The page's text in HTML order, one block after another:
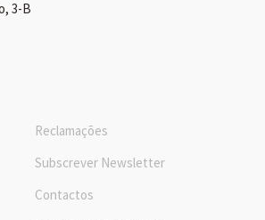
3-B
Reclamações
Subscrever Newsletter
Contactos